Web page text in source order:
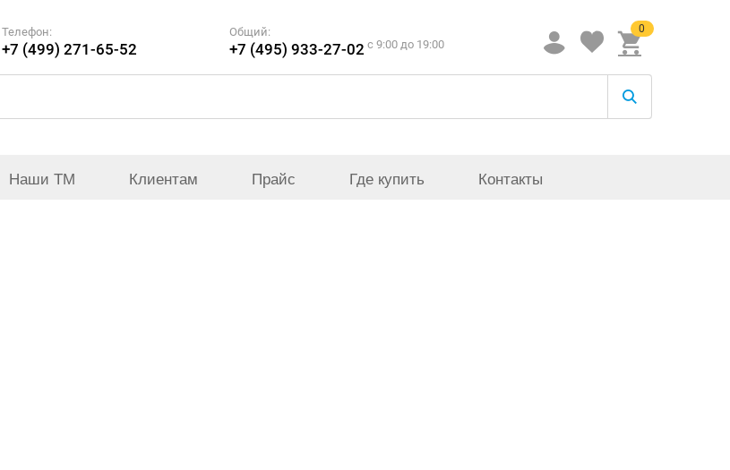
Телефон:
+7 (499) 271-65-52
Общий:
+7 (495) 933-27-02 c 9:00 до 19:00
0
Наши ТМ Клиентам Прайс Где купить Контакты